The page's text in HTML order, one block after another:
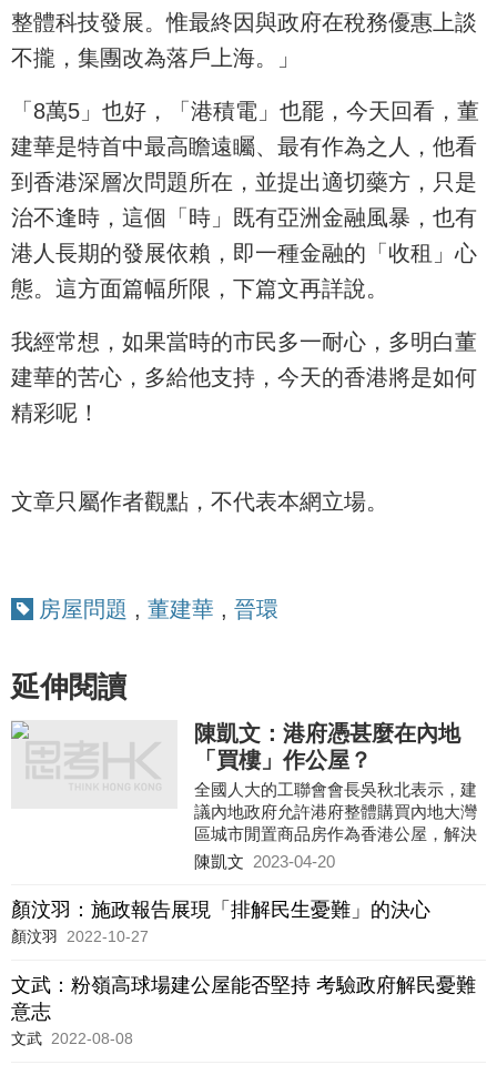
整體科技發展。惟最終因與政府在稅務優惠上談
不攏，集團改為落戶上海。」
「8萬5」也好，「港積電」也罷，今天回看，董
建華是特首中最高瞻遠矚、最有作為之人，他看
到香港深層次問題所在，並提出適切藥方，只是
治不逢時，這個「時」既有亞洲金融風暴，也有
港人長期的發展依賴，即一種金融的「收租」心
態。這方面篇幅所限，下篇文再詳說。
我經常想，如果當時的市民多一耐心，多明白董
建華的苦心，多給他支持，今天的香港將是如何
精彩呢！
文章只屬作者觀點，不代表本網立場。
房屋問題 , 董建華 , 晉環
延伸閱讀
陳凱文：港府憑甚麼在內地
「買樓」作公屋？
全國人大的工聯會會長吳秋北表示，建
議內地政府允許港府整體購買內地大灣
區城市閒置商品房作為香港公屋，解決
香港基層市民住房困難。
題，第一個自然是司法管轄權的問題，
即港府在內地盤下整個小區之後，港人
陳凱文 2023-04-20
顏汶羽：施政報告展現「排解民生憂難」的決心
顏汶羽 2022-10-27
文武：粉嶺高球場建公屋能否堅持 考驗政府解民憂難
意志
文武 2022-08-08